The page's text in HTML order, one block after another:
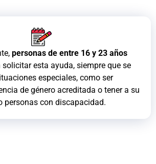
personas de entre 16 y 23 años
esta ayuda, siempre que se
especiales, como ser
de género acreditada o tener a su
personas con discapacidad.